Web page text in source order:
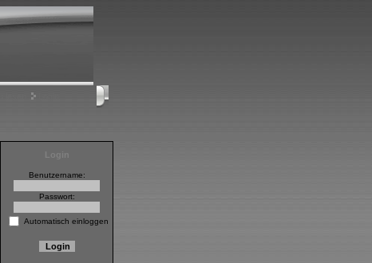
Benutzername:
Passwort:
Automatisch einloggen